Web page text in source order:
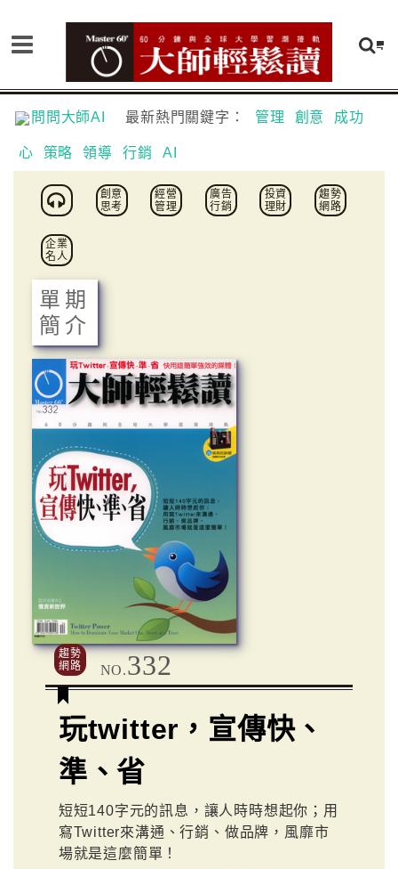
問問大師AI 最新熱門關鍵字： 管理 創意 成功
心 策略 領導 行銷 AI
創意
思考
經營
管理
廣告
行銷
投資
理財
趨勢
網路
企業
名人
單期
簡介
趨勢
網路
NO.332
玩twitter，宣傳快、
準、省
短短140字元的訊息，讓人時時想起你；用
寫Twitter來溝通、行銷、做品牌，風靡市
場就是這麼簡單！